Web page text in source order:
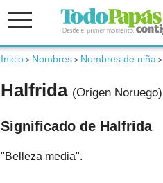
Inicio > Nombres > Nombres de niña >
Halfrida (Origen Noruego)
Significado de Halfrida
"Belleza media".